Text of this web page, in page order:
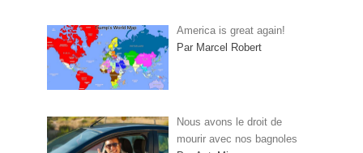
America is great again!
Par Marcel Robert
Nous avons le droit de
mourir avec nos bagnoles